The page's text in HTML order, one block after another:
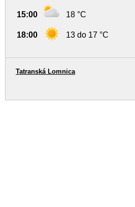
15:00 18 °C
18:00 13 do 17 °C
Tatranská Lomnica